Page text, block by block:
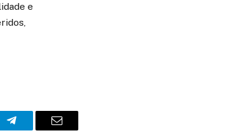
e
Telegram Email